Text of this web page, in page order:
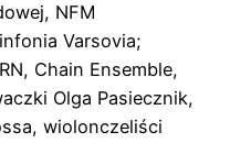
NFM
Varsovia;
Chain Ensemble,
Olga Pasiecznik,
wiolonczeliści